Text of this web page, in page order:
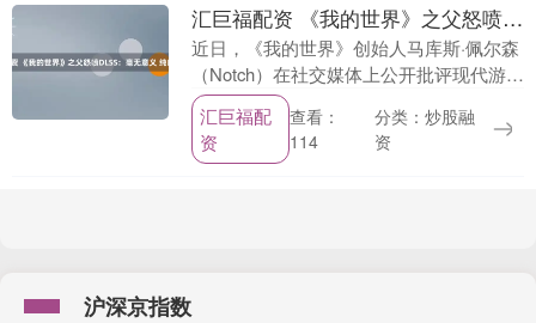
汇巨福配资 《我的世界》之父怒喷DLSS：毫无意义 纯自欺欺人！
近日，《我的世界》创始人马库斯·佩尔森
（Notch）在社交媒体上公开批评现代游戏
中的图像增强技术，尤其是DLSS。他认
为，使用AI超分和帧生成“从根本上毫无意
义....
汇巨福配
资
查看：
114
分类：炒股融
资
沪深京指数